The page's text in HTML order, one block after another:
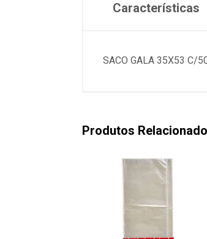
Características
SACO GALA 35X53 C/
Produtos